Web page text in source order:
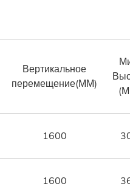
Вертикальное
перемещение(ММ)
1600
1600